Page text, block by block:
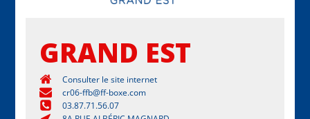
GRAND EST
Consulter le site internet
cr06-ffb@ff-boxe.com
03.87.71.56.07